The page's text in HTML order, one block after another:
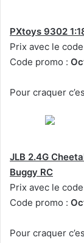
PXtoys 9302
Prix avec le
Code promo :
Pour craquer
JLB 2.4G
Buggy RC
Prix avec le
Code promo :
Pour craquer